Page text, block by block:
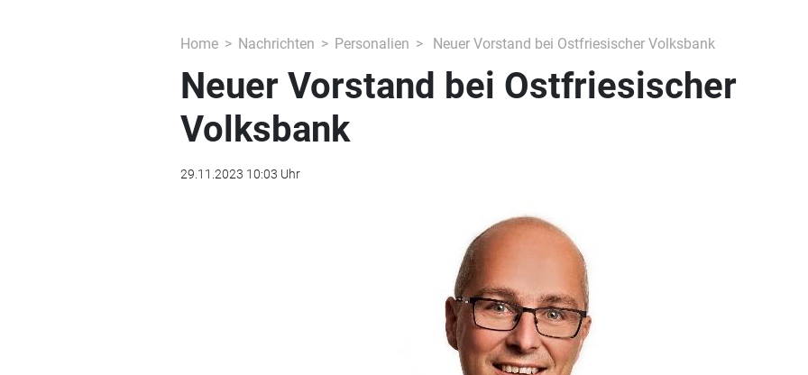
Home Nachrichten Personalien Neuer Vorstand bei Ostfriesischer Volksbank
Neuer Vorstand bei Ostfriesischer
Volksbank
29.11.2023 10:03 Uhr